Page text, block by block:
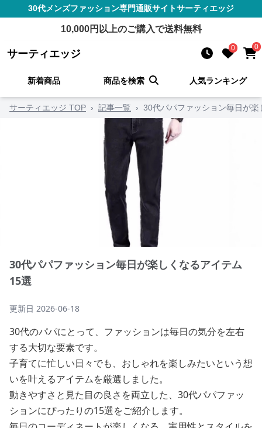
30代メンズファッション専門通販サイトサーティエッジ
10,000円以上のご購入で送料無料
サーティエッジ 0 0
新着商品 商品を検索 人気ランキング
サーティエッジ TOP › 記事一覧 › 30代パパファッション毎日が
30代パパファッション毎日が楽しくなるアイテム
15選
更新日 2026-06-18
30代のパパにとって、ファッションは毎日の気分を左右
する大切な要素です。
子育てに忙しい日々でも、おしゃれを楽しみたいという想
いを叶えるアイテムを厳選しました。
動きやすさと見た目の良さを両立した、30代パパファッ
ションにぴったりの15選をご紹介します。